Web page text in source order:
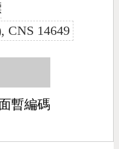
CNS 14649
暫編碼